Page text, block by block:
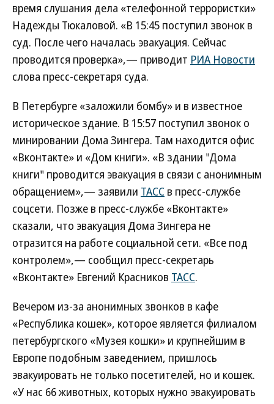
время слушания дела «телефонной террористки»
Надежды Тюкаловой. «В 15:45 поступил звонок в
суд. После чего началась эвакуация. Сейчас
проводится проверка»,— приводит РИА Новости
слова пресс-секретаря суда.
В Петербурге «заложили бомбу» и в известное
историческое здание. В 15:57 поступил звонок о
минировании Дома Зингера. Там находится офис
«Вконтакте» и «Дом книги». «В здании "Дома
книги" проводится эвакуация в связи с анонимным
обращением»,— заявили ТАСС в пресс-службе
соцсети. Позже в пресс-службе «Вконтакте»
сказали, что эвакуация Дома Зингера не
отразится на работе социальной сети. «Все под
контролем»,— сообщил пресс-секретарь
«Вконтакте» Евгений Красников ТАСС.
Вечером из-за анонимных звонков в кафе
«Республика кошек», которое является филиалом
петербургского «Музея кошки» и крупнейшим в
Европе подобным заведением, пришлось
эвакуировать не только посетителей, но и кошек.
«У нас 66 животных, которых нужно эвакуировать